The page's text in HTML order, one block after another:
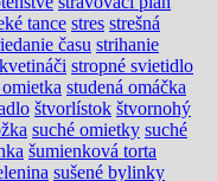
tance stres strešná
času strihanie
stropné svietidlo
studená omáčka
štvorlístok štvornohý
suché omietky suché
šumienková torta
sušené bylinky